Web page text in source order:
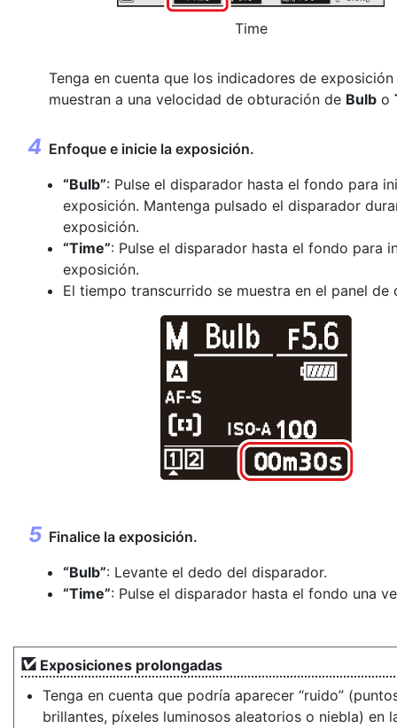
Time
Tenga en cuenta que los indicadores de exposición
muestran a una velocidad de obturación de Bulb o
Enfoque e inicie la exposición.
“Bulb”: Pulse el disparador hasta el fondo para
exposición. Mantenga pulsado el disparador
exposición.
“Time”: Pulse el disparador hasta el fondo para
exposición.
El tiempo transcurrido se muestra en el panel de
Finalice la exposición.
“Bulb”: Levante el dedo del disparador.
“Time”: Pulse el disparador hasta el fondo una
Exposiciones prolongadas
Tenga en cuenta que podría aparecer “ruido”
brillantes, píxeles luminosos aleatorios o niebla) en